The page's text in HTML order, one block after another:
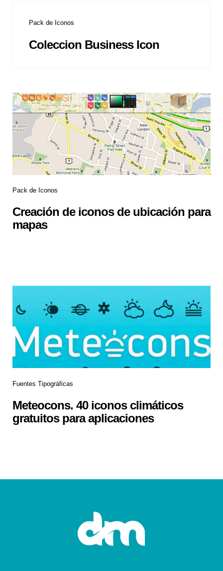
Pack de Iconos
Coleccion Business Icon
Pack de Iconos
Creación de iconos de ubicación para
mapas
Fuentes Tipográficas
Meteocons. 40 iconos climáticos
gratuitos para aplicaciones